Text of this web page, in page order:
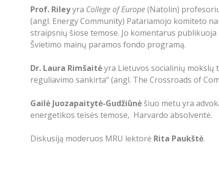
Prof. Rileyyra College of Europe(Natolin)
(angl. Energy Community) Patariamojo komiteto
straipsnių šiose temose. Jo komentarus
Švietimo mainų paramos fondo programą.
Dr. Laura Rimšaitėyra Lietuvos socialinių
reguliavimo sankirta“ (angl. The Crossroads of
Gailė Juozapaitytė-Gudžiūnė šiuo metu yra
energetikos teisės temose, Harvardo absolventė.
Diskusiją moderuos MRU lektorė Rita Paukštė.